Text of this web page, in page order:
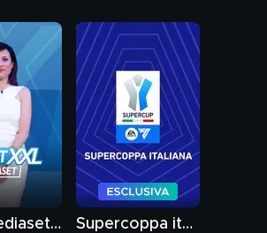
SportMediaset XXL Supercoppa italiana